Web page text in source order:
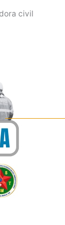
civil